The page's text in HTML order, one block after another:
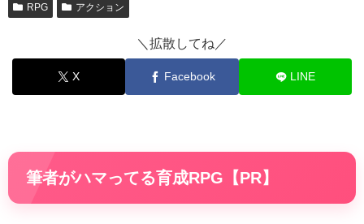
RPG アクション
＼拡散してね／
X Facebook LINE
筆者がハマってる育成RPG【PR】